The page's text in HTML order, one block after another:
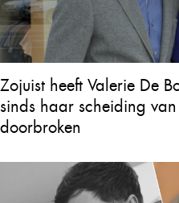
Zojuist heeft Valerie De
sinds haar scheiding
doorbroken